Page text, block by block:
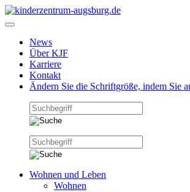
News
Über KJF
Karriere
Kontakt
Ändern Sie die Schriftgröße, indem Sie
Wohnen und Leben
Wohnen